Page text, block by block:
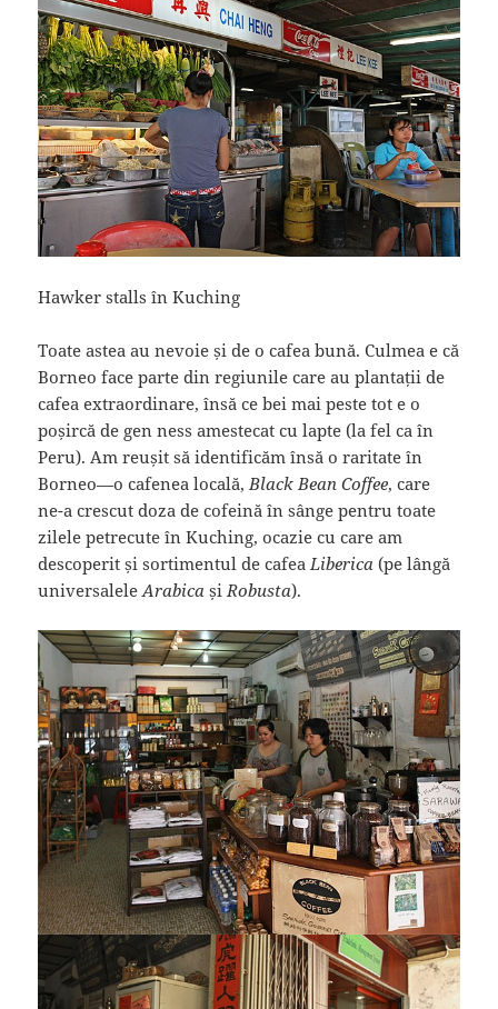
Hawker stalls în Kuching
Toate astea au nevoie și de o cafea bună. Culmea e că
Borneo face parte din regiunile care au plantații de
cafea extraordinare, însă ce bei mai peste tot e o
poșircă de gen ness amestecat cu lapte (la fel ca în
Peru). Am reușit să identificăm însă o raritate în
Borneo—o cafenea locală,Black Bean Coffee, care
ne-a crescut doza de cofeină în sânge pentru toate
zilele petrecute în Kuching, ocazie cu care am
descoperit și sortimentul de cafeaLiberica (pe lângă
universaleleArabica șiRobusta).